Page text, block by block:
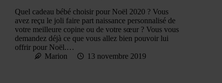
Quel cadeau bébé choisir pour Noël 2020 ? Vous
avez reçu le joli faire part naissance personnalisé de
votre meilleure copine ou de votre sœur ? Vous vous
demandez déjà ce que vous allez bien pouvoir lui
offrir pour Noël.…
Marion
13 novembre 2019